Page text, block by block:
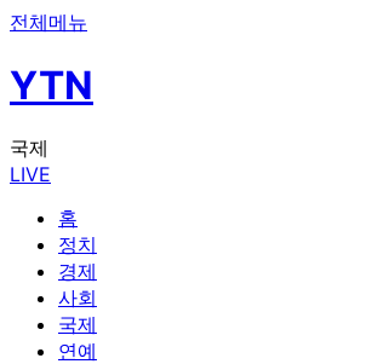
전체메뉴
YTN
국제
LIVE
홈
정치
경제
사회
국제
연예